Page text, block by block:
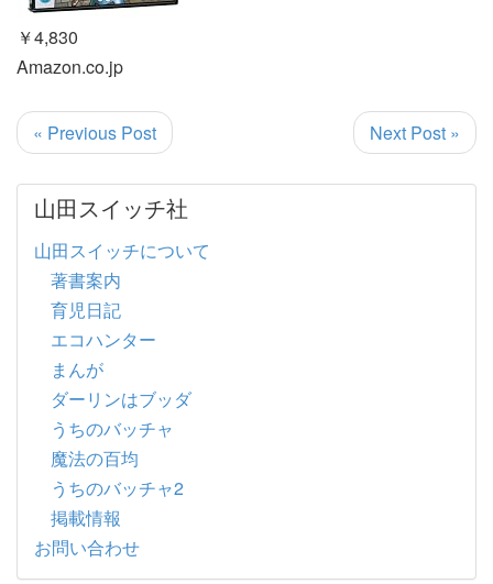
￥4,830
Amazon.co.jp
« Previous Post Next Post »
山田スイッチ社
山田スイッチについて
著書案内
育児日記
エコハンター
まんが
ダーリンはブッダ
うちのバッチャ
魔法の百均
うちのバッチャ2
掲載情報
お問い合わせ